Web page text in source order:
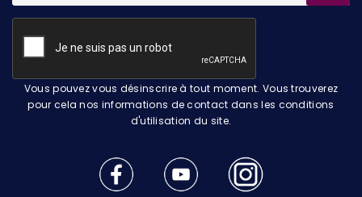
Vous pouvez vous désinscrire à tout moment. Vous trouverez
pour cela nos informations de contact dans les conditions
d'utilisation du site.